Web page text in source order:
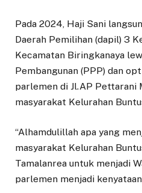
Pada 2024, Haji Sani
Daerah Pemilihan (dapil) 3
Kecamatan Biringkanaya
Pembangunan (PPP) dan
parlemen di Jl.AP Pettarani
masyarakat Kelurahan
“Alhamdulillah apa yang
masyarakat Kelurahan
Tamalanrea untuk menjadi
parlemen menjadi